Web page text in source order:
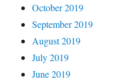
October 2019
September 2019
August 2019
July 2019
June 2019